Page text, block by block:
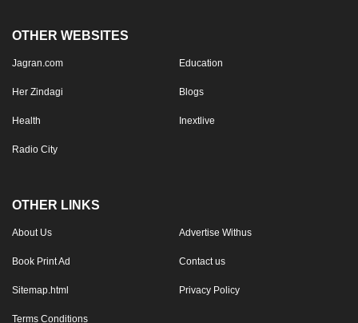
OTHER WEBSITES
Jagran.com Education
Her Zindagi Blogs
Health Inextlive
Radio City
OTHER LINKS
About Us Advertise Withus
Book Print Ad Contact us
Sitemap.html Privacy Policy
Terms Conditions